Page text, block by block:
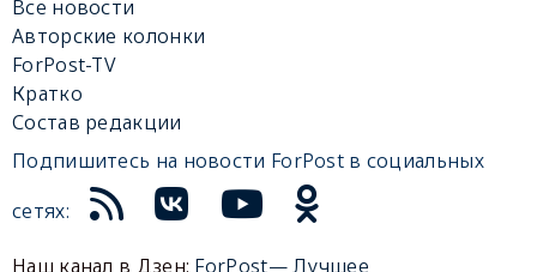
Все новости
Авторские колонки
ForPost-TV
Кратко
Состав редакции
Подпишитесь на новости ForPost в социальных
сетях:
Наш канал в Дзен: ForPost— Лучшее